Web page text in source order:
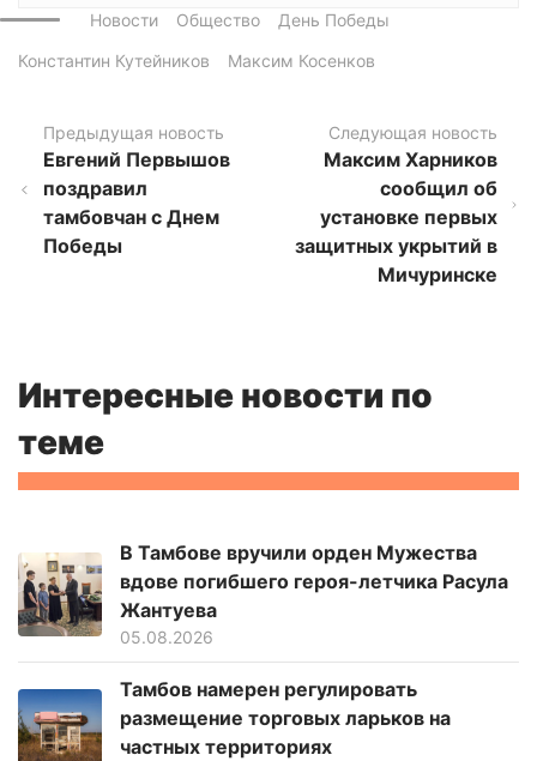
Новости Общество
День Победы
Константин Кутейников
Максим Косенков
Предыдущая новость
Евгений Первышов
поздравил
тамбовчан с Днем
Победы
Следующая новость
Максим Харников
сообщил об
установке первых
защитных укрытий в
Мичуринске
Интересные новости по
теме
В Тамбове вручили орден Мужества
вдове погибшего героя-летчика Расула
Жантуева
05.08.2026
Тамбов намерен регулировать
размещение торговых ларьков на
частных территориях